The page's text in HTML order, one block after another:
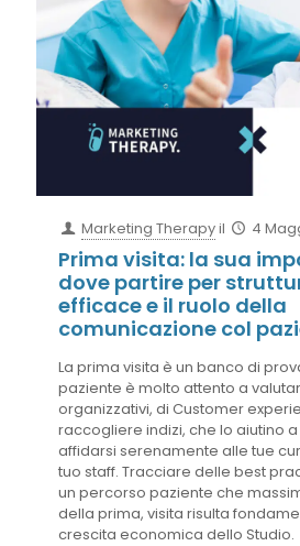
Marketing Therapyil 4
Prima visita: la sua
dove partire per
efficace e il ruolo della
comunicazione col
La prima visita è un banco di
paziente è molto attento a
organizzativi, di Customer
raccogliere indizi, che lo aiutino
affidarsi serenamente alle tue
tuo staff. Tracciare delle best
un percorso paziente che
della prima, visita risulta
crescita economica dello Studio.